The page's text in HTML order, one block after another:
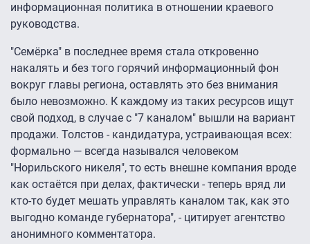
информационная политика в отношении краевого
руководства.
"Семёрка" в последнее время стала откровенно
накалять и без того горячий информационный фон
вокруг главы региона, оставлять это без внимания
было невозможно. К каждому из таких ресурсов ищут
свой подход, в случае с "7 каналом" вышли на вариант
продажи. Толстов - кандидатура, устраивающая всех:
формально — всегда назывался человеком
"Норильского никеля", то есть внешне компания вроде
как остаётся при делах, фактически - теперь вряд ли
кто-то будет мешать управлять каналом так, как это
выгодно команде губернатора", - цитирует агентство
анонимного комментатора.